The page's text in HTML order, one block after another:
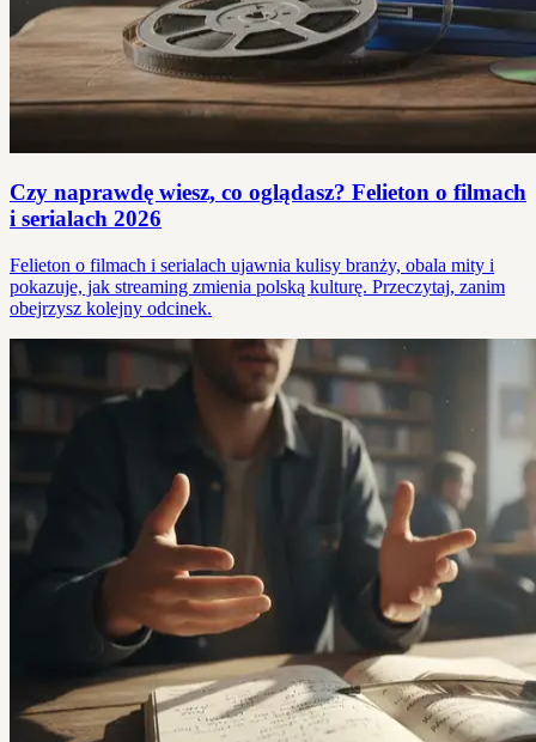
Czy naprawdę wiesz, co oglądasz? Felieton o filmach
i serialach 2026
Felieton o filmach i serialach ujawnia kulisy branży, obala mity i
pokazuje, jak streaming zmienia polską kulturę. Przeczytaj, zanim
obejrzysz kolejny odcinek.